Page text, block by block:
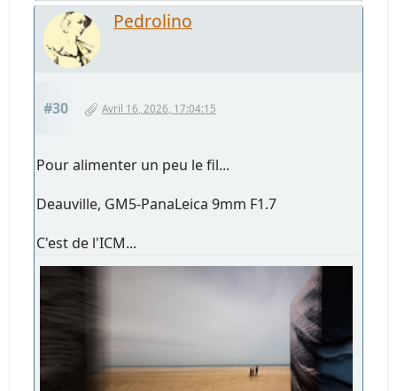
Pedrolino
#30 Avril 16, 2026, 17:04:15
Pour alimenter un peu le fil...
Deauville, GM5-PanaLeica 9mm F1.7
C'est de l'ICM...